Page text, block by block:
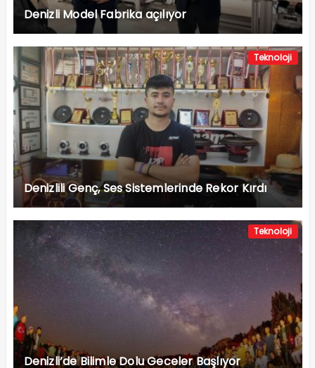
Denizli Model Fabrika açılıyor
Teknoloji
Denizlili Genç, Ses Sistemlerinde Rekor Kırdı
Teknoloji
Denizli’de Bilimle Dolu Geceler Başlıyor